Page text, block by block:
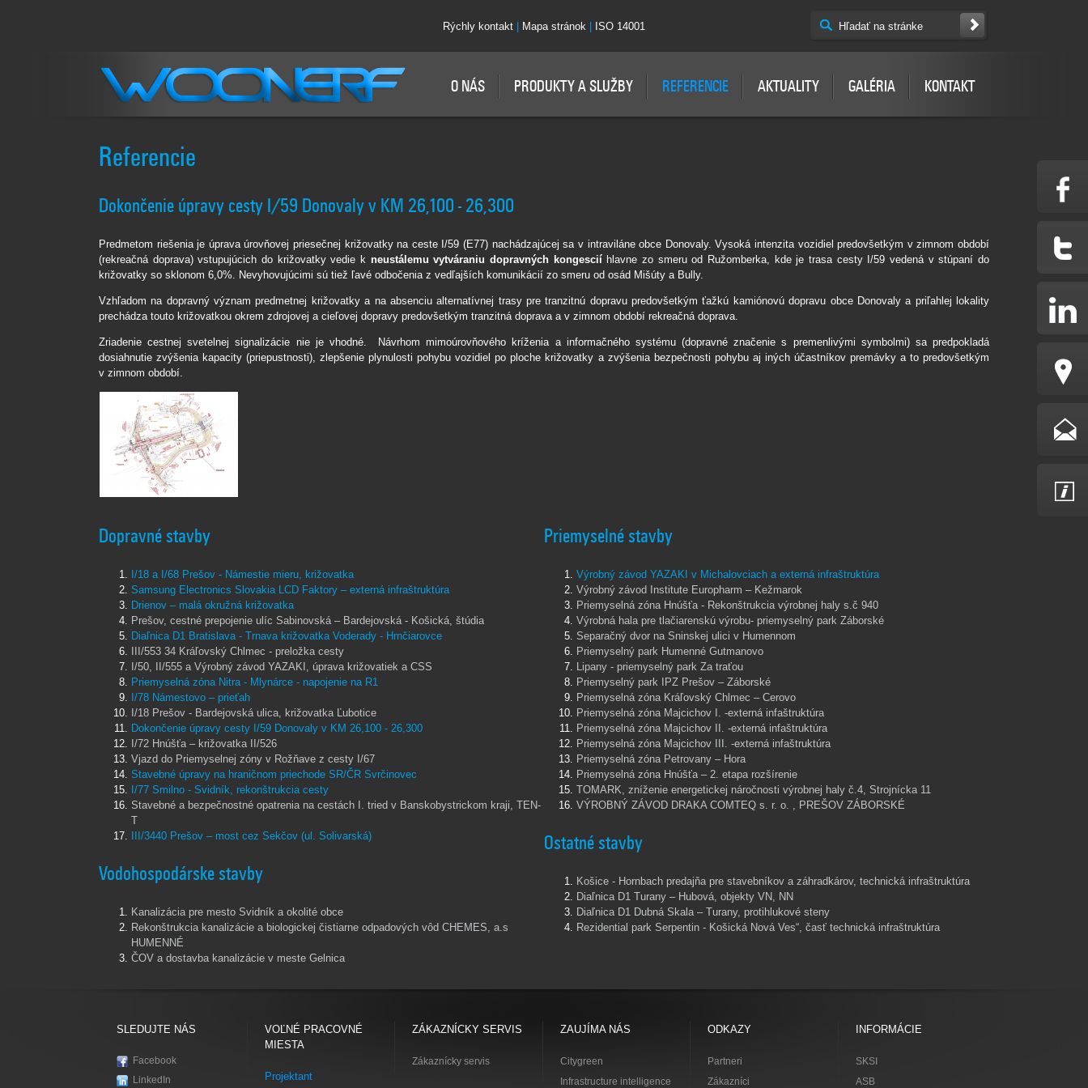
KONTAKT
GALÉRIA
AKTUALITY
REFERENCIE
PRODUKTY A SLUŽBY
O NÁS
Rýchly kontakt Mapa stránok ISO 14001
Referencie
Dokončenie úpravy cesty I/59 Donovaly v KM 26,100 - 26,300
Predmetom riešenia je úprava úrovňovej priesečnej križovatky na ceste I/59 (E77) nachádzajúcej sa v intraviláne obce Donovaly. Vysoká intenzita vozidiel predovšetkým v zimnom období
(rekreačná doprava) vstupujúcich do križovatky vedie k neustálemu vytváraniu dopravných kongesciíhlavne zo smeru od Ružomberka, kde je trasa cesty I/59 vedená v stúpaní do
križovatky so sklonom 6,0%. Nevyhovujúcimi sú tiež ľavé odbočenia z vedľajších komunikácií zo smeru od osád Mišúty a Bully.
Vzhľadom na dopravný význam predmetnej križovatky a na absenciu alternatívnej trasy pre tranzitnú dopravu predovšetkým ťažkú kamiónovú dopravu obce Donovaly a priľahlej lokality
prechádza touto križovatkou okrem zdrojovej a cieľovej dopravy predovšetkým tranzitná doprava a v zimnom období rekreačná doprava.
Zriadenie cestnej svetelnej signalizácie nie je vhodné. Návrhom mimoúrovňového kríženia a informačného systému (dopravné značenie s premenlivými symbolmi) sa predpokladá
dosiahnutie zvýšenia kapacity (priepustnosti), zlepšenie plynulosti pohybu vozidiel po ploche križovatky a zvýšenia bezpečnosti pohybu aj iných účastníkov premávky a to predovšetkým
v zimnom období.
Dopravné stavby
I/18 a I/68 Prešov - Námestie mieru, križovatka
Samsung Electronics Slovakia LCD Faktory – externá infraštruktúra
Drienov – malá okružná križovatka
Prešov, cestné prepojenie ulíc Sabinovská – Bardejovská - Košická, štúdia
Diaľnica D1 Bratislava - Trnava križovatka Voderady - Hrnčiarovce
III/553 34 Kráľovský Chlmec - preložka cesty
I/50, II/555 a Výrobný závod YAZAKI, úprava križovatiek a CSS
Priemyselná zóna Nitra - Mlynárce - napojenie na R1
I/78 Námestovo – prieťah
I/18 Prešov - Bardejovská ulica, križovatka Ľubotice
Dokončenie úpravy cesty I/59 Donovaly v KM 26,100 - 26,300
I/72 Hnúšťa – križovatka II/526
Vjazd do Priemyselnej zóny v Rožňave z cesty I/67
Stavebné úpravy na hraničnom priechode SR/ČR Svrčinovec
I/77 Smilno - Svidník, rekonštrukcia cesty
Stavebné a bezpečnostné opatrenia na cestách I. tried v Banskobystrickom kraji, TEN-
T
III/3440 Prešov – most cez Sekčov (ul. Solivarská)
Vodohospodárske stavby
Kanalizácia pre mesto Svidník a okolité obce
Rekonštrukcia kanalizácie a biologickej čistiarne odpadových vôd CHEMES, a.s
HUMENNÉ
ČOV a dostavba kanalizácie v meste Gelnica
Priemyselné stavby
Výrobný závod YAZAKI v Michalovciach a externá infraštruktúra
Výrobný závod Institute Europharm – Kežmarok
Priemyselná zóna Hnúšťa - Rekonštrukcia výrobnej haly s.č 940
Výrobná hala pre tlačiarenskú výrobu- priemyselný park Záborské
Separačný dvor na Sninskej ulici v Humennom
Priemyselný park Humenné Gutmanovo
Lipany - priemyselný park Za traťou
Priemyselný park IPZ Prešov – Záborské
Priemyselná zóna Kráľovský Chlmec – Cerovo
Priemyselná zóna Majcichov I. -externá infaštruktúra
Priemyselná zóna Majcichov II. -externá infaštruktúra
Priemyselná zóna Majcichov III. -externá infaštruktúra
Priemyselná zóna Petrovany – Hora
Priemyselná zóna Hnúšťa – 2. etapa rozšírenie
TOMARK, zníženie energetickej náročnosti výrobnej haly č.4, Strojnícka 11
VÝROBNÝ ZÁVOD DRAKA COMTEQ s. r. o. , PREŠOV ZÁBORSKÉ
Ostatné stavby
Košice - Hornbach predajňa pre stavebníkov a záhradkárov, technická infraštruktúra
Diaľnica D1 Turany – Hubová, objekty VN, NN
Diaľnica D1 Dubná Skala – Turany, protihlukové steny
Rezidential park Serpentin - Košická Nová Ves“, časť technická infraštruktúra
SLEDUJTE NÁS
Facebook
LinkedIn
VOĽNÉ PRACOVNÉ
MIESTA
Projektant
ZÁKAZNÍCKY SERVIS
Zákaznícky servis
ZAUJÍMA NÁS
Citygreen
Infrastructure intelligence
ODKAZY
Partneri
Zákazníci
INFORMÁCIE
SKSI
ASB